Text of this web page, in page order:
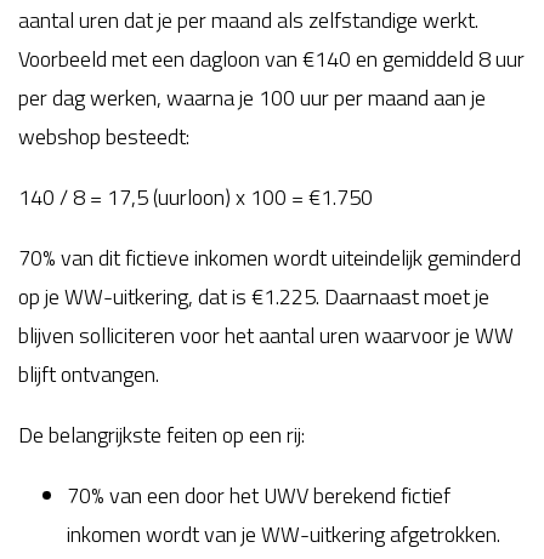
aantal uren dat je per maand als zelfstandige werkt.
Voorbeeld met een dagloon van €140 en gemiddeld 8 uur
per dag werken, waarna je 100 uur per maand aan je
webshop besteedt:
140 / 8 = 17,5 (uurloon) x 100 = €1.750
70% van dit fictieve inkomen wordt uiteindelijk geminderd
op je WW-uitkering, dat is €1.225. Daarnaast moet je
blijven solliciteren voor het aantal uren waarvoor je WW
blijft ontvangen.
De belangrijkste feiten op een rij:
70% van een door het UWV berekend fictief
inkomen wordt van je WW-uitkering afgetrokken.